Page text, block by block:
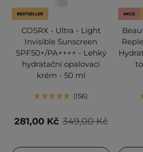
BESTSELLER
COSRX - Ultra - Light
Invisible Sunscreen
SPF50+/PA++++ - Lehký
hydratační opalovací
krém - 50 ml
156
349,00 Kč
281,00 Kč
AKCE